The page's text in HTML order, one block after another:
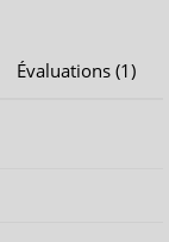
Évaluations (1)